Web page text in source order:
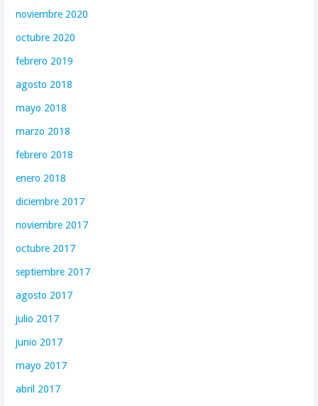
noviembre 2020
octubre 2020
febrero 2019
agosto 2018
mayo 2018
marzo 2018
febrero 2018
enero 2018
diciembre 2017
noviembre 2017
octubre 2017
septiembre 2017
agosto 2017
julio 2017
junio 2017
mayo 2017
abril 2017